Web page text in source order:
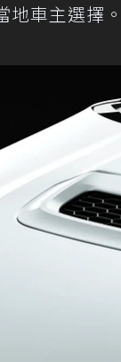
地車主選擇。